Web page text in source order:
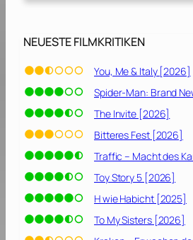
m
t
e
E
d
i
t
o
n
)
NEUESTE FILMKRITIKEN
You, Me & Italy [2026]
Spider-Man: Brand
The Invite [2026]
Bitteres Fest [2026]
Traffic – Macht des
Toy Story 5 [2026]
H wie Habicht [2025]
To My Sisters [2026]